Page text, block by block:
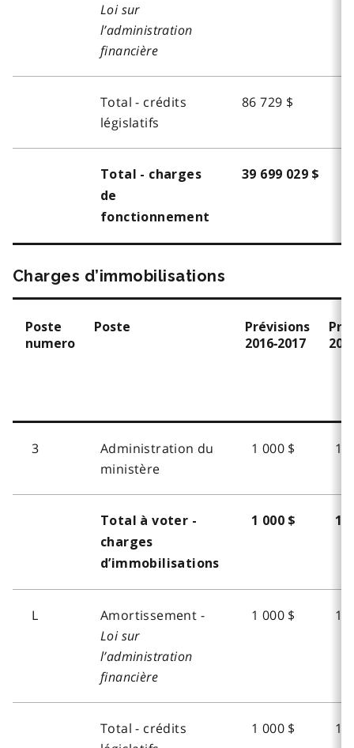
Loi sur
l’administration
financière
Total - crédits
législatifs
86 729 $
Total - charges
de
fonctionnement
39 699 029 $
Charges d’immobilisations
Poste
numero
Poste
Prévisions
2016‑2017
3
Administration du
ministère
1 000 $ 1
Total à voter -
charges
d’immobilisations
1 000 $ 1
L
Amortissement -
Loi sur
l’administration
financière
1 000 $ 1
Total - crédits
1 000 $ 1